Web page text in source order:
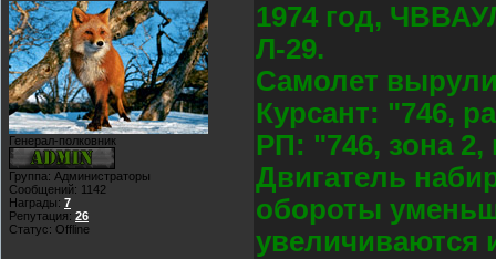
Генерал-полковник
Группа: Администраторы
Сообщений: 1142
Награды: 7
Репутация: 26
Статус: Offline
1974 год,
Л-29.
Самолет
Курсант: "746,
РП: "746, зона
Двигатель
обороты
увеличиваются